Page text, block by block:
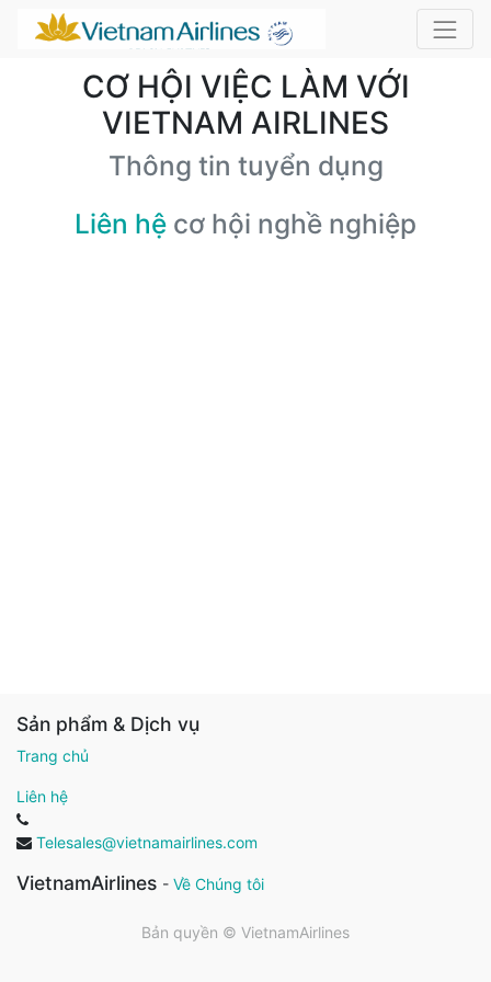
CƠ HỘI VIỆC LÀM VỚI
VIETNAM AIRLINES
Thông tin tuyển dụng
Liên hệ cơ hội nghề nghiệp
Sản phẩm & Dịch vụ
Trang chủ
Liên hệ
Telesales@vietnamairlines.com
VietnamAirlines - Về Chúng tôi
Bản quyền © VietnamAirlines